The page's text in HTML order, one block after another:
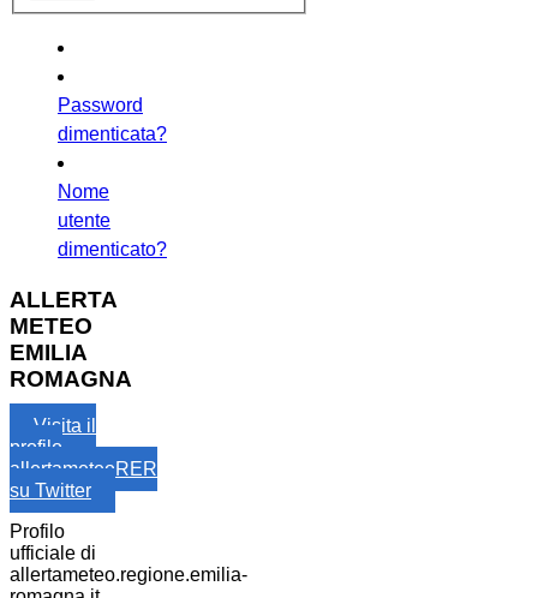
Password
dimenticata?
Nome
utente
dimenticato?
ALLERTA
METEO
EMILIA
ROMAGNA
Visita il
profilo
allertameteoRER
su Twitter
Profilo
ufficiale di
allertameteo.regione.emilia-